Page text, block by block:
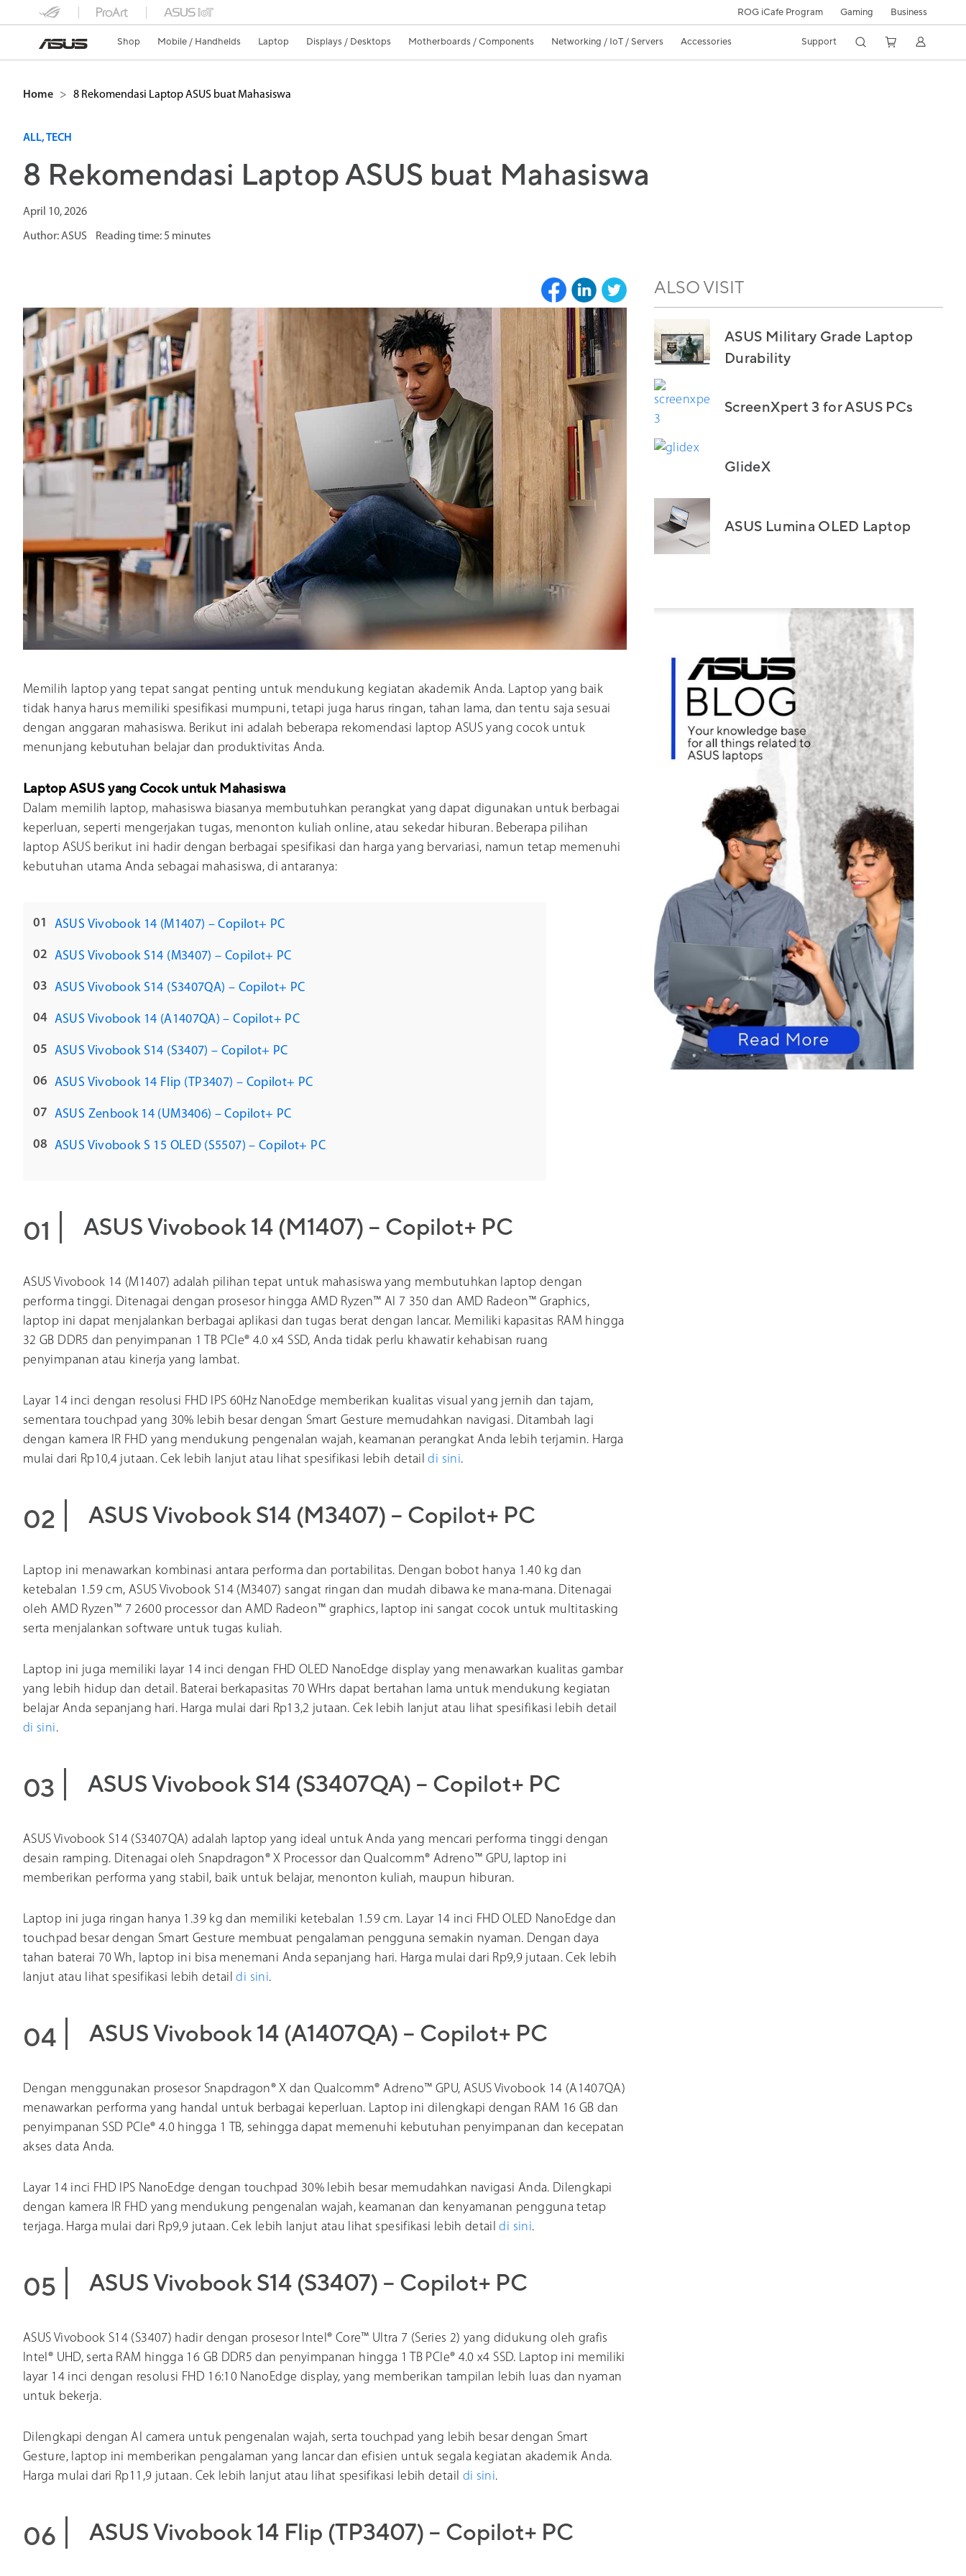
ROG iCafe Program Gaming Business
Shop Mobile / Handhelds Laptop Displays / Desktops Motherboards / Components Networking / IoT / Servers Accessories Support
Home > 8 Rekomendasi Laptop ASUS buat Mahasiswa
ALL, TECH
8 Rekomendasi Laptop ASUS buat Mahasiswa
April 10, 2026
Author: ASUS Reading time: 5 minutes
Memilih laptop yang tepat sangat penting untuk mendukung kegiatan akademik Anda. Laptop yang baik
tidak hanya harus memiliki spesifikasi mumpuni, tetapi juga harus ringan, tahan lama, dan tentu saja sesuai
dengan anggaran mahasiswa. Berikut ini adalah beberapa rekomendasi laptop ASUS yang cocok untuk
menunjang kebutuhan belajar dan produktivitas Anda.
Laptop ASUS yang Cocok untuk Mahasiswa
Dalam memilih laptop, mahasiswa biasanya membutuhkan perangkat yang dapat digunakan untuk berbagai
keperluan, seperti mengerjakan tugas, menonton kuliah online, atau sekedar hiburan. Beberapa pilihan
laptop ASUS berikut ini hadir dengan berbagai spesifikasi dan harga yang bervariasi, namun tetap memenuhi
kebutuhan utama Anda sebagai mahasiswa, di antaranya:
ASUS Vivobook 14 (M1407) – Copilot+ PC
ASUS Vivobook S14 (M3407) – Copilot+ PC
ASUS Vivobook S14 (S3407QA) – Copilot+ PC
ASUS Vivobook 14 (A1407QA) – Copilot+ PC
ASUS Vivobook S14 (S3407) – Copilot+ PC
ASUS Vivobook 14 Flip (TP3407) – Copilot+ PC
ASUS Zenbook 14 (UM3406) – Copilot+ PC
ASUS Vivobook S 15 OLED (S5507) – Copilot+ PC
ASUS Vivobook 14 (M1407) – Copilot+ PC
ASUS Vivobook 14 (M1407) adalah pilihan tepat untuk mahasiswa yang membutuhkan laptop dengan
performa tinggi. Ditenagai dengan prosesor hingga AMD Ryzen™ AI 7 350 dan AMD Radeon™ Graphics,
laptop ini dapat menjalankan berbagai aplikasi dan tugas berat dengan lancar. Memiliki kapasitas RAM hingga
32 GB DDR5 dan penyimpanan 1 TB PCIe® 4.0 x4 SSD, Anda tidak perlu khawatir kehabisan ruang
penyimpanan atau kinerja yang lambat.
Layar 14 inci dengan resolusi FHD IPS 60Hz NanoEdge memberikan kualitas visual yang jernih dan tajam,
sementara touchpad yang 30% lebih besar dengan Smart Gesture memudahkan navigasi. Ditambah lagi
dengan kamera IR FHD yang mendukung pengenalan wajah, keamanan perangkat Anda lebih terjamin. Harga
mulai dari Rp10,4 jutaan. Cek lebih lanjut atau lihat spesifikasi lebih detaildi sini.
ASUS Vivobook S14 (M3407) – Copilot+ PC
Laptop ini menawarkan kombinasi antara performa dan portabilitas. Dengan bobot hanya 1.40 kg dan
ketebalan 1.59 cm, ASUS Vivobook S14 (M3407) sangat ringan dan mudah dibawa ke mana-mana. Ditenagai
oleh AMD Ryzen™ 7 2600 processor dan AMD Radeon™ graphics, laptop ini sangat cocok untuk multitasking
serta menjalankan software untuk tugas kuliah.
Laptop ini juga memiliki layar 14 inci dengan FHD OLED NanoEdge display yang menawarkan kualitas gambar
yang lebih hidup dan detail. Baterai berkapasitas 70 WHrs dapat bertahan lama untuk mendukung kegiatan
belajar Anda sepanjang hari. Harga mulai dari Rp13,2 jutaan. Cek lebih lanjut atau lihat spesifikasi lebih detail
di sini.
ASUS Vivobook S14 (S3407QA) – Copilot+ PC
ASUS Vivobook S14 (S3407QA) adalah laptop yang ideal untuk Anda yang mencari performa tinggi dengan
desain ramping. Ditenagai oleh Snapdragon® X Processor dan Qualcomm® Adreno™ GPU, laptop ini
memberikan performa yang stabil, baik untuk belajar, menonton kuliah, maupun hiburan.
Laptop ini juga ringan hanya 1.39 kg dan memiliki ketebalan 1.59 cm. Layar 14 inci FHD OLED NanoEdge dan
touchpad besar dengan Smart Gesture membuat pengalaman pengguna semakin nyaman. Dengan daya
tahan baterai 70 Wh, laptop ini bisa menemani Anda sepanjang hari. Harga mulai dari Rp9,9 jutaan. Cek lebih
lanjut atau lihat spesifikasi lebih detaildi sini.
ASUS Vivobook 14 (A1407QA) – Copilot+ PC
Dengan menggunakan prosesor Snapdragon® X dan Qualcomm® Adreno™ GPU, ASUS Vivobook 14 (A1407QA)
menawarkan performa yang handal untuk berbagai keperluan. Laptop ini dilengkapi dengan RAM 16 GB dan
penyimpanan SSD PCIe® 4.0 hingga 1 TB, sehingga dapat memenuhi kebutuhan penyimpanan dan kecepatan
akses data Anda.
Layar 14 inci FHD IPS NanoEdge dengan touchpad 30% lebih besar memudahkan navigasi Anda. Dilengkapi
dengan kamera IR FHD yang mendukung pengenalan wajah, keamanan dan kenyamanan pengguna tetap
terjaga. Harga mulai dari Rp9,9 jutaan. Cek lebih lanjut atau lihat spesifikasi lebih detaildi sini.
ASUS Vivobook S14 (S3407) – Copilot+ PC
ASUS Vivobook S14 (S3407) hadir dengan prosesor Intel® Core™ Ultra 7 (Series 2) yang didukung oleh grafis
Intel® UHD, serta RAM hingga 16 GB DDR5 dan penyimpanan hingga 1 TB PCIe® 4.0 x4 SSD. Laptop ini memiliki
layar 14 inci dengan resolusi FHD 16:10 NanoEdge display, yang memberikan tampilan lebih luas dan nyaman
untuk bekerja.
Dilengkapi dengan AI camera untuk pengenalan wajah, serta touchpad yang lebih besar dengan Smart
Gesture, laptop ini memberikan pengalaman yang lancar dan efisien untuk segala kegiatan akademik Anda.
Harga mulai dari Rp11,9 jutaan. Cek lebih lanjut atau lihat spesifikasi lebih detail di sini.
ASUS Vivobook 14 Flip (TP3407) – Copilot+ PC
ALSO VISIT
ASUS Military Grade Laptop
Durability
ScreenXpert 3 for ASUS PCs
GlideX
ASUS Lumina OLED Laptop